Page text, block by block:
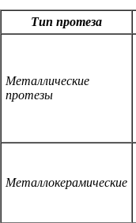
Тип протеза
Металлические
протезы
Металлокерамические